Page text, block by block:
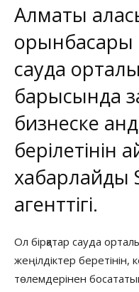
Алматы
орынбасары
сауда
барысында
бизнеске
берілетінін
хабарлайды
агенттігі.
Ол бірқатар сауда
жеңілдіктер беретінін,
төлемдерінен